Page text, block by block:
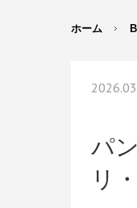
ホーム
パ
リ